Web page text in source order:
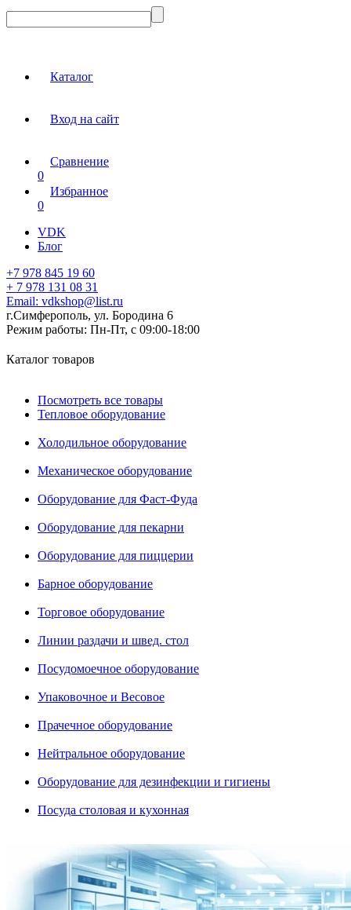
Каталог
Вход на сайт
Сравнение
0
Избранное
0
VDK
Блог
+7 978 845 19 60
+ 7 978 131 08 31
Email: vdkshop@list.ru
г.Симферополь, ул. Бородина 6
Режим работы: Пн-Пт, с 09:00-18:00
Каталог товаров
Посмотреть все товары
Тепловое оборудование
Холодильное оборудование
Механическое оборудование
Оборудование для Фаст-Фуда
Оборудование для пекарни
Оборудование для пиццерии
Барное оборудование
Торговое оборудование
Линии раздачи и швед. стол
Посудомоечное оборудование
Упаковочное и Весовое
Прачечное оборудование
Нейтральное оборудование
Оборудование для дезинфекции и гигиены
Посуда столовая и кухонная